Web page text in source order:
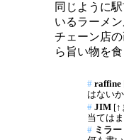
同じように
いるラーメ
チェーン店
ら旨い物を
# raffine
はない
# JIM[↑
当ては
# ミラー